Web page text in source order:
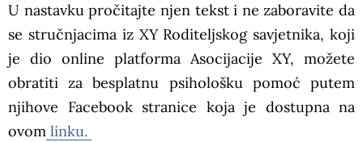
U nastavku pročitajte njen tekst i ne zaboravite da
se stručnjacima iz XY Roditeljskog savjetnika, koji
je dio online platforma Asocijacije XY, možete
obratiti za besplatnu psihološku pomoć putem
njihove Facebook stranice koja je dostupna na
ovom linku.